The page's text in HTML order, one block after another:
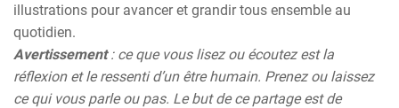
illustrations pour avancer et grandir tous ensemble au
quotidien.
Avertissement: ce que vous lisez ou écoutez est la
réflexion et le ressenti d’un être humain. Prenez ou laissez
ce qui vous parle ou pas. Le but de ce partage est de